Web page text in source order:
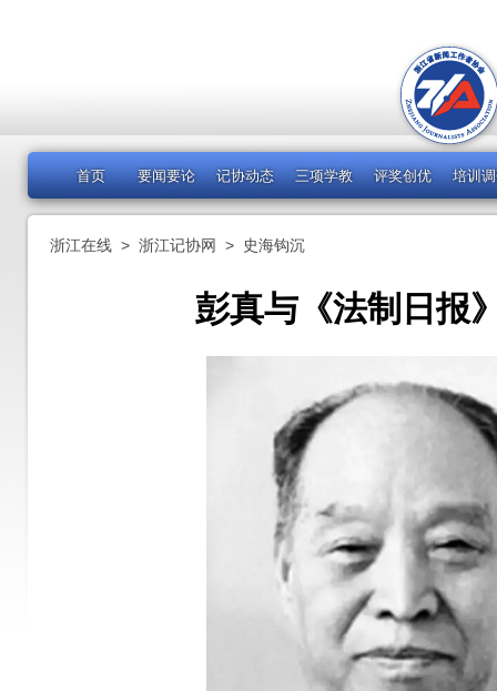
首页 要闻要论 记协动态 三项学教 评奖创优 培训
浙江在线 > 浙江记协网 > 史海钩沉
彭真与《法制日报